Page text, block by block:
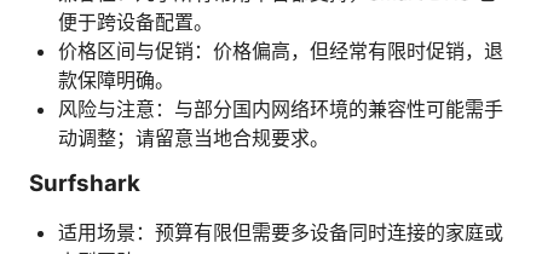
便于跨设备配置。
价格区间与促销：价格偏高，但经常有限时促销，退
款保障明确。
风险与注意：与部分国内网络环境的兼容性可能需手
动调整；请留意当地合规要求。
Surfshark
适用场景：预算有限但需要多设备同时连接的家庭或